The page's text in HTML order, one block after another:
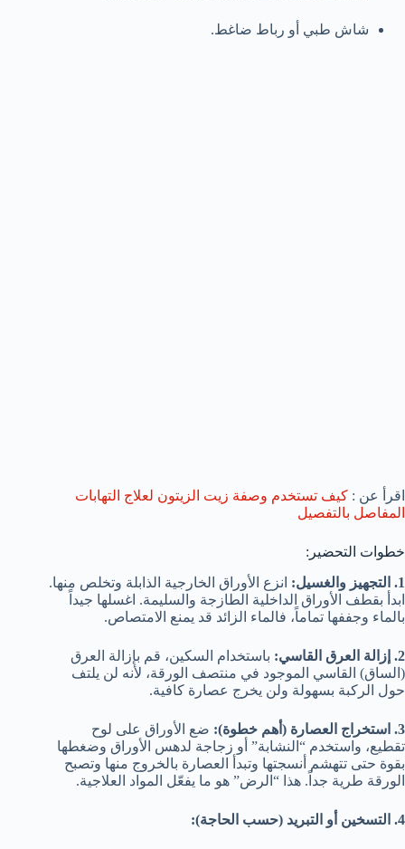
شاش طبي أو رباط ضاغط.
اقرأ عن : كيف تستخدم وصفة زيت الزيتون لعلاج التهابات
المفاصل بالتفصيل
خطوات التحضير:
1. التجهيز والغسيل:
انزع الأوراق الخارجية الذابلة وتخلص منها.
ابدأ بقطف الأوراق الداخلية الطازجة والسليمة. اغسلها جيداً
بالماء وجففها تماماً، فالماء الزائد قد يمنع الامتصاص.
2. إزالة العرق القاسي:
باستخدام السكين، قم بإزالة العرق
(الساق) القاسي الموجود في منتصف الورقة، لأنه لن يلتف
حول الركبة بسهولة ولن يخرج عصارة كافية.
3. استخراج العصارة (أهم خطوة):
ضع الأوراق على لوح
تقطيع، واستخدم “النشابة” أو زجاجة لدهس الأوراق وضغطها
بقوة حتى تتهشم أنسجتها وتبدأ العصارة بالخروج منها وتصبح
الورقة طرية جداً. هذا “الرض” هو ما يفعّل المواد العلاجية.
4. التسخين أو التبريد (حسب الحاجة):